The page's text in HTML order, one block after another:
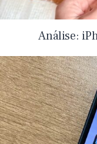
Análise: